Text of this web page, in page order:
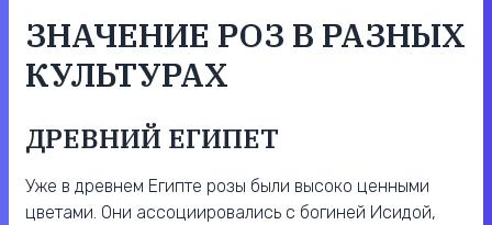
ЗНАЧЕНИЕ РОЗ В РАЗНЫХ
КУЛЬТУРАХ
ДРЕВНИЙ ЕГИПЕТ
Уже в древнем Египте розы были высоко ценными
цветами. Они ассоциировались с богиней Исидой,